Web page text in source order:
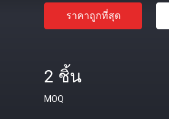
ราคาถูกที่สุด
2 ชิ้น
MOQ